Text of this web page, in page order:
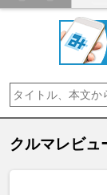
クルマレビュ